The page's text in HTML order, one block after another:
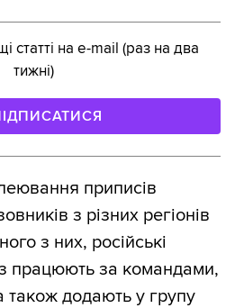
статті на e-mail (раз на два
тижні)
приписів
з різних регіонів
з них, російські
працюють за командами,
також додають у групу